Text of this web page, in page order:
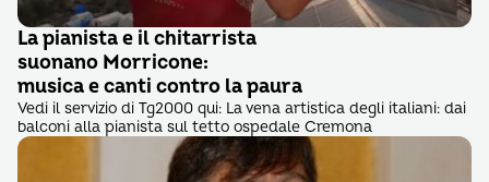
La pianista e il chitarrista
suonano Morricone:
musica e canti contro la paura
Vedi il servizio di Tg2000 qui: La vena artistica degli italiani: dai
balconi alla pianista sul tetto ospedale Cremona